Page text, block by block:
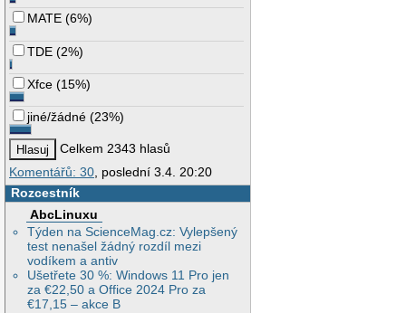
MATE (6%)
TDE (2%)
Xfce (15%)
jiné/žádné (23%)
Celkem 2343 hlasů
Komentářů: 30 , poslední 3.4. 20:20
Rozcestník
AbcLinuxu
Týden na ScienceMag.cz: Vylepšený
test nenašel žádný rozdíl mezi
vodíkem a antiv
Ušetřete 30 %: Windows 11 Pro jen
za €22,50 a Office 2024 Pro za
€17,15 – akce B